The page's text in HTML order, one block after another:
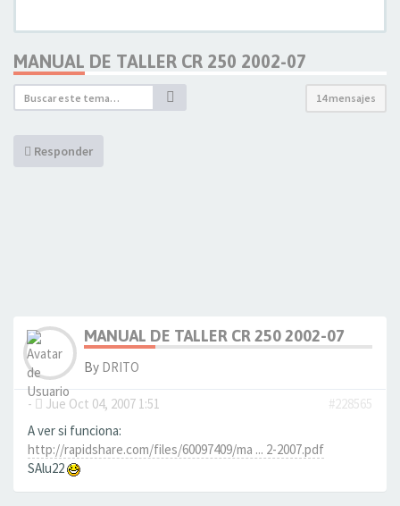
MANUAL DE TALLER CR 250 2002-07
14 mensajes
Responder
MANUAL DE TALLER CR 250 2002-07
By DRITO
- Jue Oct 04, 2007 1:51
#228565
A ver si funciona:
http://rapidshare.com/files/60097409/ma ... 2-2007.pdf
SAlu22